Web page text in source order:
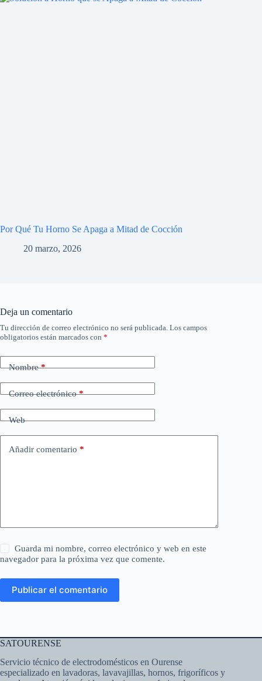
Por Qué Tu Horno Se Apaga a Mitad de Cocción
20 marzo, 2026
Deja un comentario
Tu dirección de correo electrónico no será publicada. Los campos
obligatorios están marcados con *
Nombre*
Correo electrónico*
Web
Añadir comentario *
Guarda mi nombre, correo electrónico y web en este
navegador para la próxima vez que comente.
Publicar el comentario
SATOURENSE
Servicio técnico de electrodomésticos en Ourense
especializado en lavadoras, lavavajillas, hornos, frigoríficos y